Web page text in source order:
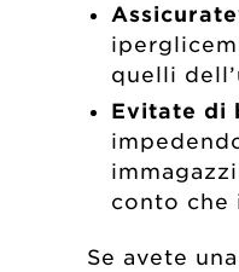
quelli
Evitate di
conto che
Se avete